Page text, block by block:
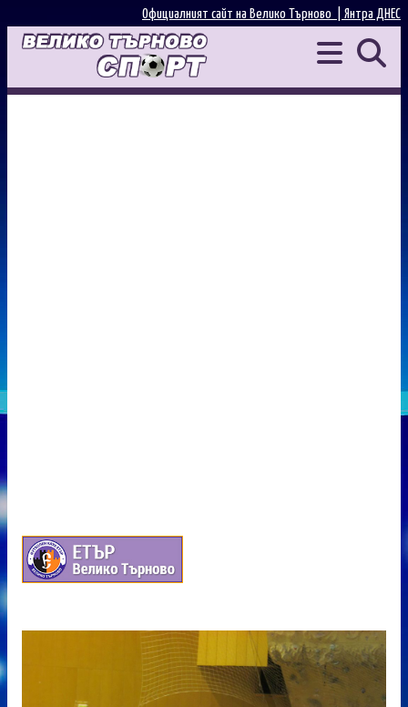
Янтра ДНЕС
Официалният сайт на Велико Търново |